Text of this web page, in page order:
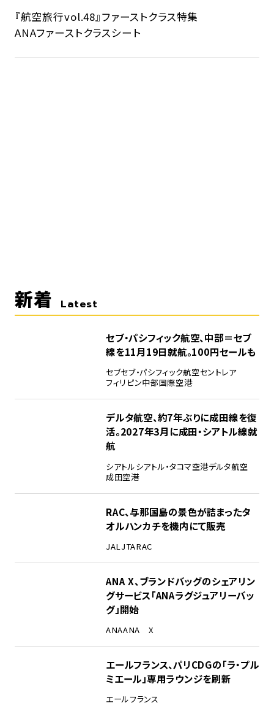
『航空旅行vol.48』ファーストクラス特集
ANAファーストクラスシート
新着 Latest
セブ・パシフィック航空、中部＝セブ
線を11月19日就航。100円セールも
セブセブ・パシフィック航空セントレア
フィリピン中部国際空港
デルタ航空、約7年ぶりに成田線を復
活。2027年3月に成田・シアトル線就
航
シアトルシアトル・タコマ空港デルタ航空
成田空港
RAC、与那国島の景色が詰まったタ
オルハンカチを機内にて販売
JALJTARAC
ANA X、ブランドバッグのシェアリン
グサービス「ANAラグジュアリーバッ
グ」開始
ANAANA X
エールフランス、パリCDGの「ラ・プル
ミエール」専用ラウンジを刷新
エールフランス